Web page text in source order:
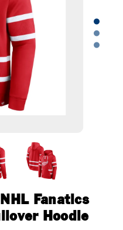
Fanatics
Hoodie